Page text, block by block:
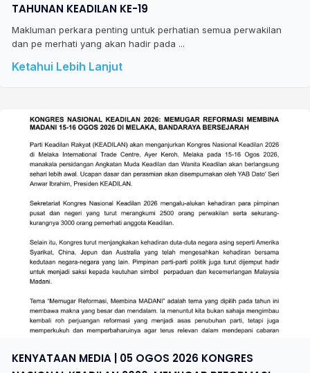
TAHUNAN KEADILAN KE-19
Makluman perkara penting untuk perhatian semua perwakilan
dan pe merhati yang akan hadir pada ...
Ketahui Lebih Lanjut
KENYATAAN MEDIA | 05 OGOS 2026 KONGRES